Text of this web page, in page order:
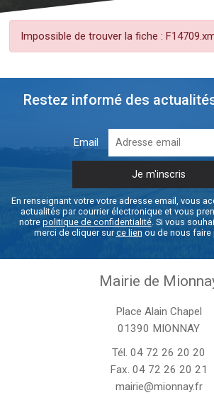
Impossible de trouver la fiche :
Restez informé des
Email
En renseignant votre votre adresse email, vous
actualités par courrier électronique et vous
notre politique de confidentialité. Si vous
merci de cliquer surce lien ou de nous faire
Mairie de
Place Alain Chapel
01390 MIONNAY
Tél. 04 72 26 20 20
Fax. 04 72 26 20 21
mairie@mionnay.fr